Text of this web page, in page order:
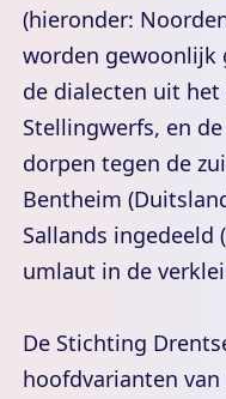
(hieronder:
worden gewoonlijk
de dialecten uit
Stellingwerfs, en
dorpen tegen de
Bentheim
Sallands ingedeeld
umlaut in de
De Stichting
hoofdvarianten